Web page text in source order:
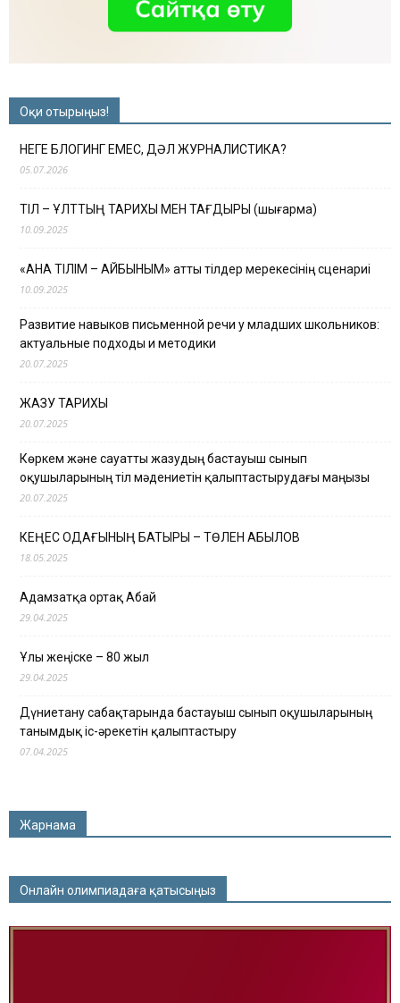
Оқи отырыңыз!
НЕГЕ БЛОГИНГ ЕМЕС, ДӘЛ ЖУРНАЛИСТИКА?
05.07.2026
ТІЛ – ҰЛТТЫҢ ТАРИХЫ МЕН ТАҒДЫРЫ (шығарма)
10.09.2025
«АНА ТІЛІМ – АЙБЫНЫМ» атты тілдер мерекесінің сценариі
10.09.2025
Развитие навыков письменной речи у младших школьников:
актуальные подходы и методики
20.07.2025
ЖАЗУ ТАРИХЫ
20.07.2025
Көркем және сауатты жазудың бастауыш сынып
оқушыларының тіл мәдениетін қалыптастырудағы маңызы
20.07.2025
КЕҢЕС ОДАҒЫНЫҢ БАТЫРЫ – ТӨЛЕН ҚАБЫЛОВ
18.05.2025
Адамзатқа ортақ Абай
29.04.2025
Ұлы жеңіске – 80 жыл
29.04.2025
Дүниетану сабақтарында бастауыш сынып оқушыларының
танымдық іс-әрекетін қалыптастыру
07.04.2025
Жарнама
Онлайн олимпиадаға қатысыңыз